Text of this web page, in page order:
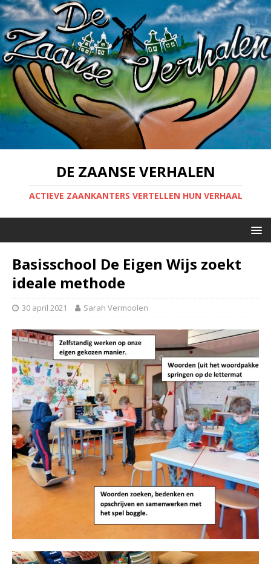
DE ZAANSE VERHALEN
ACTIEVE ZAANKANTERS VERTELLEN HUN VERHAAL
Basisschool De Eigen Wijs zoekt
ideale methode
30 april 2021 Sarah Vermoolen